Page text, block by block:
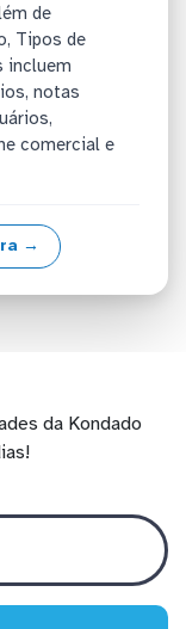
de
Tipos de
incluem
notas
comercial e
→
da Kondado